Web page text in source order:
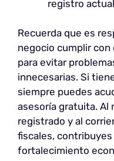
registro
Recuerda que es
negocio cumplir
para evitar
innecesarias. Si
siempre puedes
asesoría gratuita. Al
registrado y al
fiscales,
fortalecimiento